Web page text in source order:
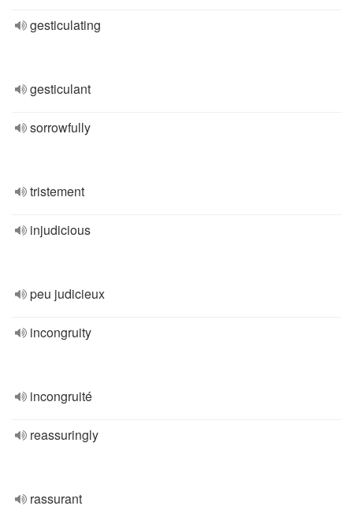
gesticulating
gesticulant
sorrowfully
tristement
injudicious
peu judicieux
incongruity
incongruité
reassuringly
rassurant